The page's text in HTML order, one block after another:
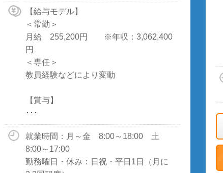
【給与モデル】
＜常勤＞
月給 255,200円 ※年収：3,062,400
円
＜専任＞
教員経験などにより変動
【賞与】
･･･
就業時間：月～金 8:00～18:00 土
8:00～17:00
勤務曜日・休み：日祝・平日1日（月に